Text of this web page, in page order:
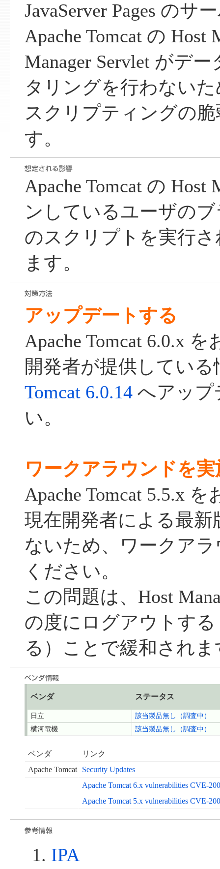
JavaServer Pages のサ
Apache Tomcat の Host
Manager Servlet がデ
タリングを行わない
スクリプティングの
す。
Apache Tomcat の Host
ンしているユーザの
のスクリプトを実行
ます。
アップデートする
Apache Tomcat 6.0.x
開発者が提供してい
Tomcat 6.0.14へアップ
い。
ワークアラウンドを
Apache Tomcat 5.5.x
現在開発者による最
ないため、ワークア
ください。
この問題は、Host
の度にログアウトす
る）ことで緩和されま
ベンダ ステータス
日立
該当製品無し（調査中）
横河電機
該当製品無し（調査中）
ベンダ
リンク
Apache Tomcat
Security Updates
Apache Tomcat 6.x vulnerabilities CVE-
Apache Tomcat 5.x vulnerabilities CVE-
IPA